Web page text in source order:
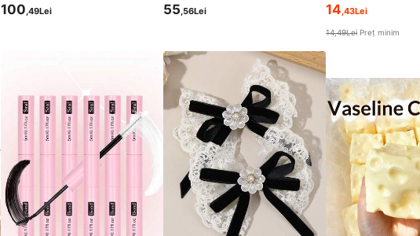
100,49Lei 55,56Lei 14,43Lei
14,49Lei Preț minim